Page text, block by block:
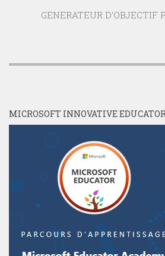
GENERATEUR D'OBJECTIF
MICROSOFT INNOVATIVE EDUCATOR